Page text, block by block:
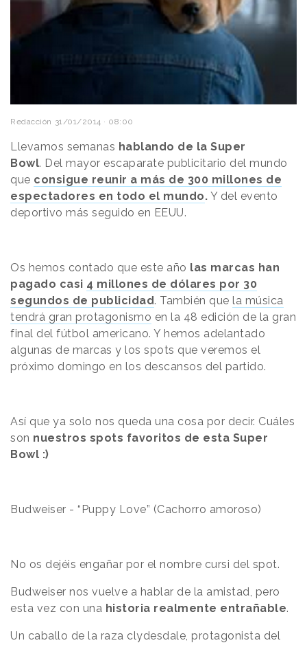
Redacción 31/01/2014 · 08:00
Llevamos semanas hablando de la Super
Bowl. Del mayor escaparate publicitario del mundo
que consigue reunir a más de 300 millones de
espectadores en todo el mundo. Y del evento
deportivo más seguido en EEUU.
Os hemos contado que este año las marcas han
pagado casi 4 millones de dólares por 30
segundos de publicidad. También que la música
tendrá gran protagonismo en la 48 edición de la gran
final del fútbol americano. Y hemos adelantado
algunas de marcas y los spots que veremos el
próximo domingo en los descansos del partido.
Así que ya solo nos queda una cosa por decir. Cuáles
son nuestros spots favoritos de esta Super
Bowl :)
Budweiser - “Puppy Love” (Cachorro amoroso)
No os dejéis engañar por el nombre cursi del spot.
Budweiser nos vuelve a hablar de la amistad, pero
esta vez con una historia realmente entrañable.
Un caballo de la raza clydesdale, protagonista del